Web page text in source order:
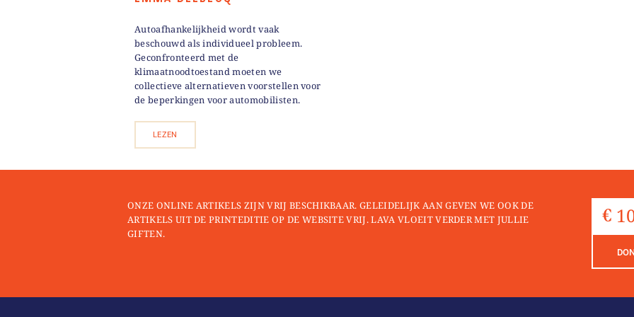
Autoafhankelijkheid wordt vaak
beschouwd als individueel probleem.
Geconfronteerd met de
klimaatnoodtoestand moeten we
collectieve alternatieven voorstellen voor
de beperkingen voor automobilisten.
LEZEN
ONZE ONLINE ARTIKELS ZIJN VRIJ BESCHIKBAAR. GELEIDELIJK AAN GEVEN WE OOK DE
ARTIKELS UIT DE PRINTEDITIE OP DE WEBSITE VRIJ. LAVA VLOEIT VERDER MET JULLIE
GIFTEN.